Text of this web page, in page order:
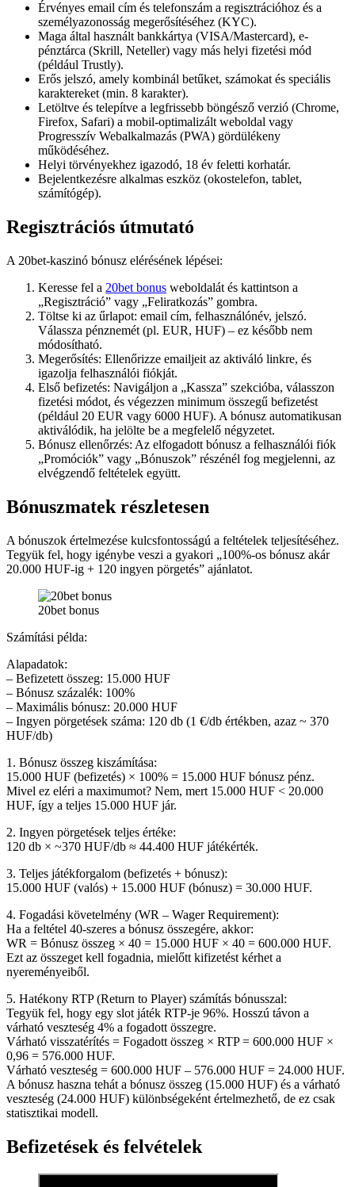
Érvényes email cím és telefonszám a regisztrációhoz és a
személyazonosság megerősítéséhez (KYC).
Maga által használt bankkártya (VISA/Mastercard), e-
pénztárca (Skrill, Neteller) vagy más helyi fizetési mód
(például Trustly).
Erős jelszó, amely kombinál betűket, számokat és speciális
karaktereket (min. 8 karakter).
Letöltve és telepítve a legfrissebb böngésző verzió (Chrome,
Firefox, Safari) a mobil-optimalizált weboldal vagy
Progresszív Webalkalmazás (PWA) gördülékeny
működéséhez.
Helyi törvényekhez igazodó, 18 év feletti korhatár.
Bejelentkezésre alkalmas eszköz (okostelefon, tablet,
számítógép).
Regisztrációs útmutató
A 20bet-kaszinó bónusz elérésének lépései:
Keresse fel a 20bet bonus weboldalát és kattintson a
„Regisztráció” vagy „Feliratkozás” gombra.
Töltse ki az űrlapot: email cím, felhasználónév, jelszó.
Válassza pénznemét (pl. EUR, HUF) – ez később nem
módosítható.
Megerősítés: Ellenőrizze emailjeit az aktiváló linkre, és
igazolja felhasználói fiókját.
Első befizetés: Navigáljon a „Kassza” szekcióba, válasszon
fizetési módot, és végezzen minimum összegű befizetést
(például 20 EUR vagy 6000 HUF). A bónusz automatikusan
aktiválódik, ha jelölte be a megfelelő négyzetet.
Bónusz ellenőrzés: Az elfogadott bónusz a felhasználói fiók
„Promóciók” vagy „Bónuszok” részénél fog megjelenni, az
elvégzendő feltételek együtt.
Bónuszmatek részletesen
A bónuszok értelmezése kulcsfontosságú a feltételek teljesítéséhez.
Tegyük fel, hogy igénybe veszi a gyakori „100%-os bónusz akár
20.000 HUF-ig + 120 ingyen pörgetés” ajánlatot.
20bet bonus
Számítási példa:
Alapadatok:
– Befizetett összeg: 15.000 HUF
– Bónusz százalék: 100%
– Maximális bónusz: 20.000 HUF
– Ingyen pörgetések száma: 120 db (1 €/db értékben, azaz ~ 370
HUF/db)
1. Bónusz összeg kiszámítása:
15.000 HUF (befizetés) × 100% = 15.000 HUF bónusz pénz.
Mivel ez eléri a maximumot? Nem, mert 15.000 HUF < 20.000
HUF, így a teljes 15.000 HUF jár.
2. Ingyen pörgetések teljes értéke:
120 db × ~370 HUF/db ≈ 44.400 HUF játékérték.
3. Teljes játékforgalom (befizetés + bónusz):
15.000 HUF (valós) + 15.000 HUF (bónusz) = 30.000 HUF.
4. Fogadási követelmény (WR – Wager Requirement):
Ha a feltétel 40-szeres a bónusz összegére, akkor:
WR = Bónusz összeg × 40 = 15.000 HUF × 40 = 600.000 HUF.
Ezt az összeget kell fogadnia, mielőtt kifizetést kérhet a
nyereményeiből.
5. Hatékony RTP (Return to Player) számítás bónusszal:
Tegyük fel, hogy egy slot játék RTP-je 96%. Hosszú távon a
várható veszteség 4% a fogadott összegre.
Várható visszatérítés = Fogadott összeg × RTP = 600.000 HUF ×
0,96 = 576.000 HUF.
Várható veszteség = 600.000 HUF – 576.000 HUF = 24.000 HUF.
A bónusz haszna tehát a bónusz összeg (15.000 HUF) és a várható
veszteség (24.000 HUF) különbségeként értelmezhető, de ez csak
statisztikai modell.
Befizetések és felvételek